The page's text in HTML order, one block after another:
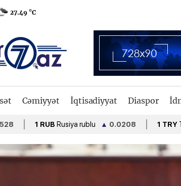
27.49 °C
Cəmiyyət İqtisadiyyat Diaspor
1 RUB Rusiya rublu ▲0.0208 1 TRY